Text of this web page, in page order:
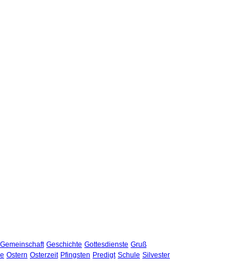
Gemeinschaft Geschichte Gottesdienste Gruß
Ostern Osterzeit Pfingsten Predigt Schule Silvester